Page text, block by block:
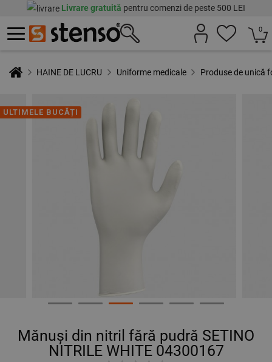
Livrare gratuită pentru comenzi de peste 500 LEI
0
HAINE DE LUCRU Uniforme medicale Produse de unică
ULTIMELE BUCĂȚI
Mănuși din nitril fără pudră SETINO
NITRILE WHITE 04300167